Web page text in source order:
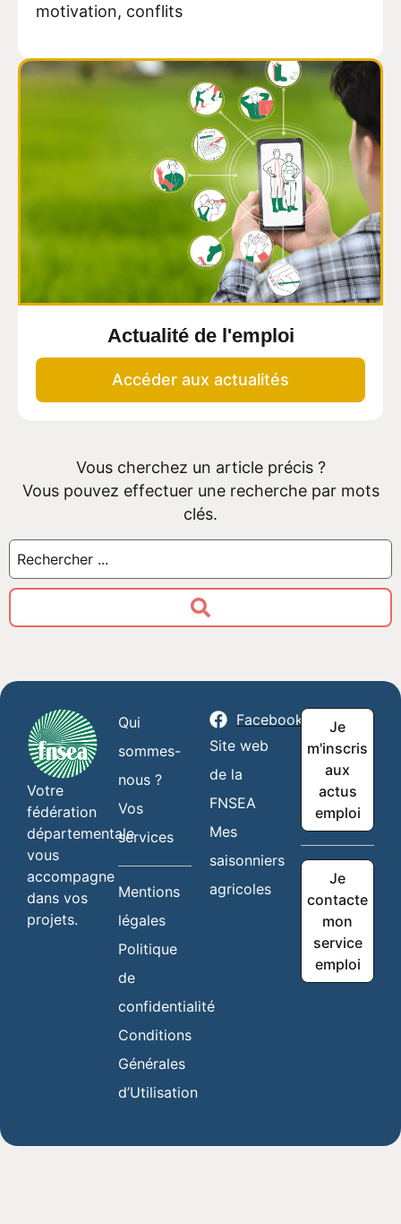
motivation, conflits
Actualité de l'emploi
Accéder aux actualités
Vous cherchez un article précis ?
Vous pouvez effectuer une recherche par mots
clés.
Votre
fédération
départementale
vous
accompagne
dans vos
projets.
Qui
sommes-
nous ?
Vos
services
Mentions
légales
Politique
de
confidentialité
Conditions
Générales
d’Utilisation
Facebook
Site web
de la
FNSEA
Mes
saisonniers
agricoles
Je
m'inscris
aux
actus
emploi
Je
contacte
mon
service
emploi